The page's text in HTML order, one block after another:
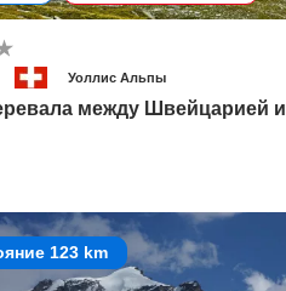
Уоллис Альпы
между Швейцарией и
123 km